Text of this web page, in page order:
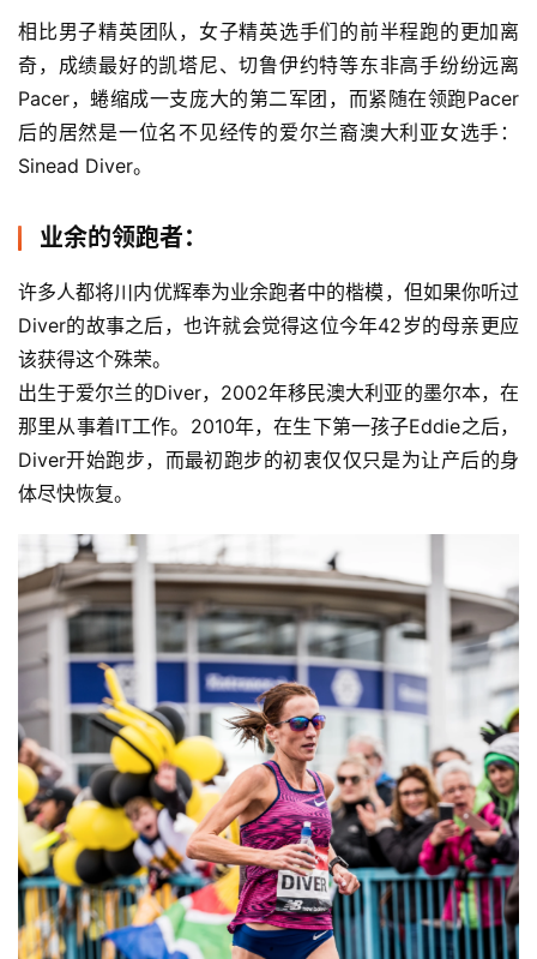
相比男子精英团队，女子精英选手们的前半程跑的更加离
奇，成绩最好的凯塔尼、切鲁伊约特等东非高手纷纷远离
Pacer，蜷缩成一支庞大的第二军团，而紧随在领跑Pacer
后的居然是一位名不见经传的爱尔兰裔澳大利亚女选手：
Sinead Diver。
业余的领跑者：
许多人都将川内优辉奉为业余跑者中的楷模，但如果你听过
Diver的故事之后，也许就会觉得这位今年42岁的母亲更应
该获得这个殊荣。
出生于爱尔兰的Diver，2002年移民澳大利亚的墨尔本，在
那里从事着IT工作。2010年，在生下第一孩子Eddie之后，
Diver开始跑步，而最初跑步的初衷仅仅只是为让产后的身
体尽快恢复。